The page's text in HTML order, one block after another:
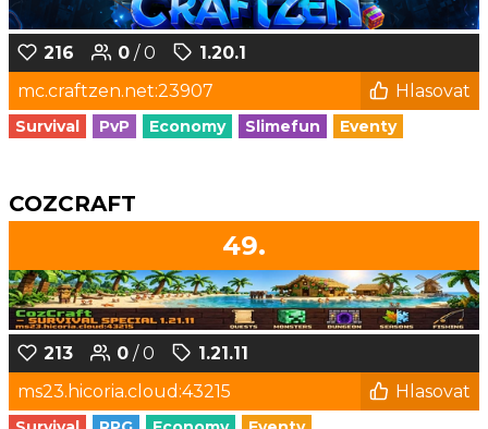
216 0 / 0
1.20.1
mc.craftzen.net:23907
Hlasovat
Survival PvP Economy Slimefun Eventy
COZCRAFT
49.
213 0 / 0
1.21.11
ms23.hicoria.cloud:43215
Hlasovat